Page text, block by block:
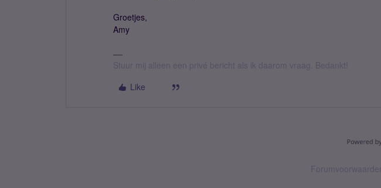
Groetjes,
Amy
Stuur mij alleen een privé bericht als ik daarom vraag. Bedankt!
Like
Forumvoorwaarden